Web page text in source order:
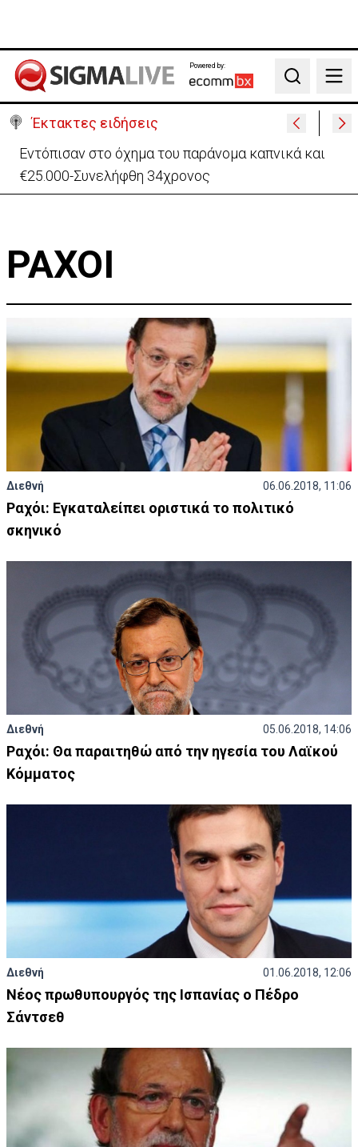
Powered by:
Search
Έκτακτες ειδήσεις
Εντόπισαν στο όχημα του παράνομα καπνικά και
€25.000-Συνελήφθη 34χρονος
ΡΑΧΟΙ
Διεθνή 06.06.2018, 11:06
Ραχόι: Εγκαταλείπει οριστικά το πολιτικό
σκηνικό
Διεθνή 05.06.2018, 14:06
Ραχόι: Θα παραιτηθώ από την ηγεσία του Λαϊκού
Κόμματος
Διεθνή 01.06.2018, 12:06
Νέος πρωθυπουργός της Ισπανίας ο Πέδρο
Σάντσεθ